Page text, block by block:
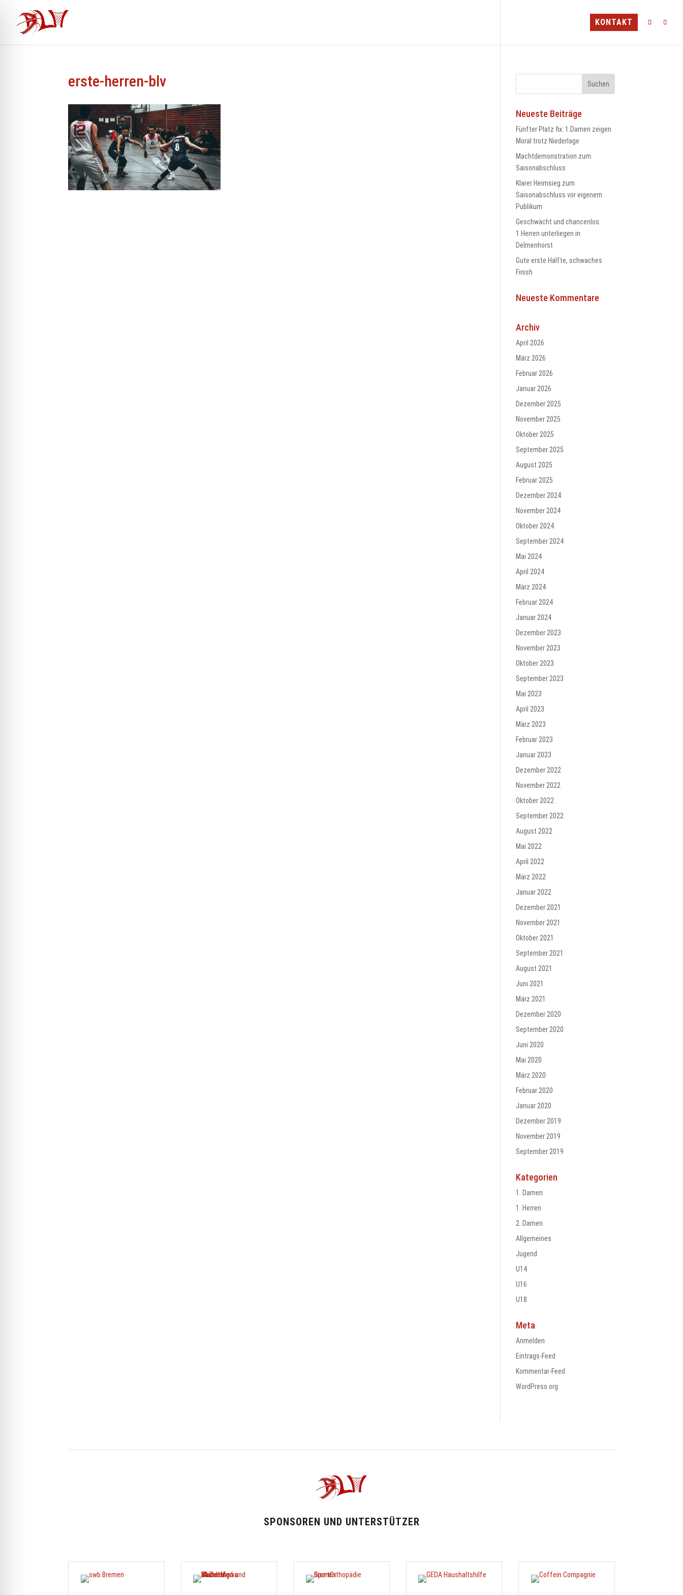
KONTAKT
erste-herren-blv
Neueste Beiträge
Fünfter Platz fix: 1.Damen zeigen
Moral trotz Niederlage
Machtdemonstration zum
Saisonabschluss
Klarer Heimsieg zum
Saisonabschluss vor eigenem
Publikum
Geschwächt und chancenlos:
1.Herren unterliegen in
Delmenhorst
Gute erste Hälfte, schwaches
Finish
Neueste Kommentare
Archiv
April 2026
März 2026
Februar 2026
Januar 2026
Dezember 2025
November 2025
Oktober 2025
September 2025
August 2025
Februar 2025
Dezember 2024
November 2024
Oktober 2024
September 2024
Mai 2024
April 2024
März 2024
Februar 2024
Januar 2024
Dezember 2023
November 2023
Oktober 2023
September 2023
Mai 2023
April 2023
März 2023
Februar 2023
Januar 2023
Dezember 2022
November 2022
Oktober 2022
September 2022
August 2022
Mai 2022
April 2022
März 2022
Januar 2022
Dezember 2021
November 2021
Oktober 2021
September 2021
August 2021
Juni 2021
März 2021
Dezember 2020
September 2020
Juni 2020
Mai 2020
März 2020
Februar 2020
Januar 2020
Dezember 2019
November 2019
September 2019
Kategorien
1. Damen
1. Herren
2. Damen
Allgemeines
Jugend
U14
U16
U18
Meta
Anmelden
Eintrags-Feed
Kommentar-Feed
WordPress.org
SPONSOREN UND UNTERSTÜTZER
Modus